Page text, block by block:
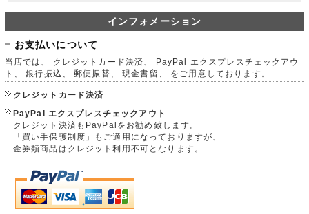
インフォメーション
お支払いについて
当店では、 クレジットカード決済、 PayPal エクスプレスチェックアウ
ト、 銀行振込、 郵便振替、 現金書留、 をご用意しております。
クレジットカード決済
PayPal エクスプレスチェックアウト
クレジット決済もPayPalをお勧め致します。
「買い手保護制度」もご適用になっておりますが、
金券類商品はクレジット利用不可となります。